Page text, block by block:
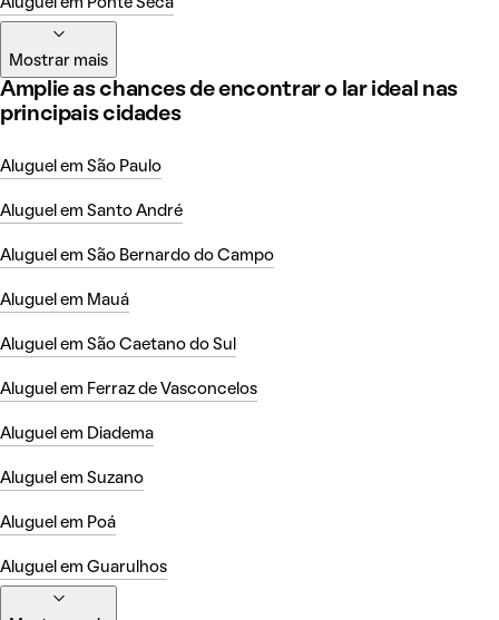
Mostrar mais
Amplie as chances de encontrar o lar ideal nas
principais cidades
Aluguel em São Paulo
Aluguel em Santo André
Aluguel em São Bernardo do Campo
Aluguel em Mauá
Aluguel em São Caetano do Sul
Aluguel em Ferraz de Vasconcelos
Aluguel em Diadema
Aluguel em Suzano
Aluguel em Poá
Aluguel em Guarulhos